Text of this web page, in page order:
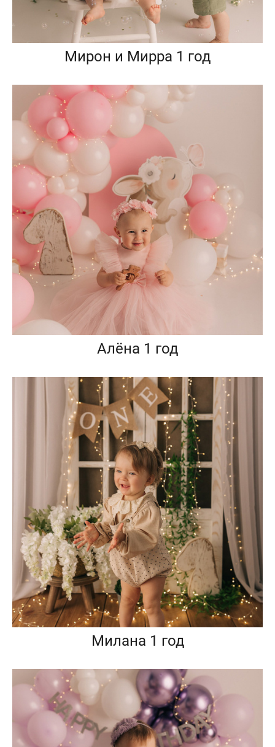
Мирон и Мирра 1 год
Алёна 1 год
Милана 1 год